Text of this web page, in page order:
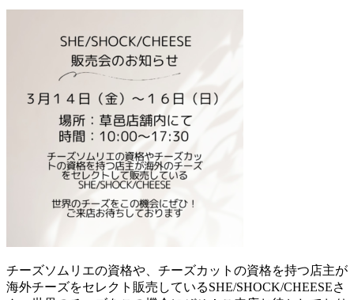
チーズソムリエの資格や、チーズカットの資格を持つ店主が
海外チーズをセレクト販売しているSHE/SHOCK/CHEESEさ